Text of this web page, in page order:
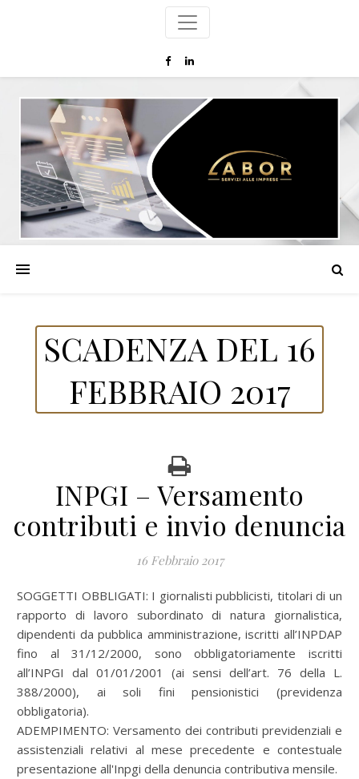
SCADENZA DEL 16
FEBBRAIO 2017
INPGI – Versamento
contributi e invio denuncia
16 Febbraio 2017
SOGGETTI OBBLIGATI: I giornalisti pubblicisti, titolari di un
rapporto di lavoro subordinato di natura giornalistica,
dipendenti da pubblica amministrazione, iscritti all’INPDAP
fino al 31/12/2000, sono obbligatoriamente iscritti
all’INPGI dal 01/01/2001 (ai sensi dell’art. 76 della L.
388/2000), ai soli fini pensionistici (previdenza
obbligatoria).
ADEMPIMENTO: Versamento dei contributi previdenziali e
assistenziali relativi al mese precedente e contestuale
presentazione all'Inpgi della denuncia contributiva mensile.